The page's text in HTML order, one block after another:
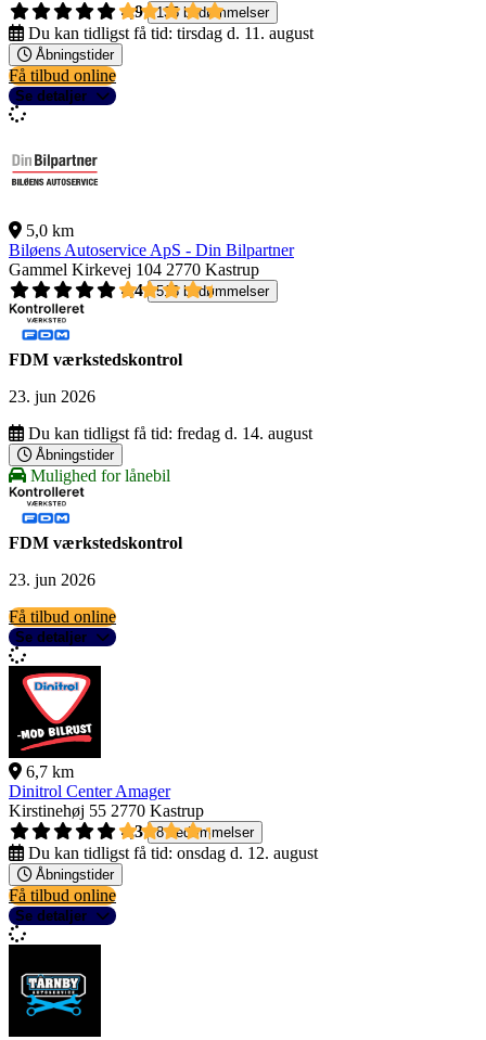
4,9
135 bedømmelser
Du kan tidligst få tid: tirsdag d. 11. august
Åbningstider
Få tilbud online
Se detaljer
5,0 km
Biløens Autoservice ApS - Din Bilpartner
Gammel Kirkevej 104 2770 Kastrup
4,4
518 bedømmelser
FDM værkstedskontrol
23. jun 2026
Du kan tidligst få tid: fredag d. 14. august
Åbningstider
Mulighed for lånebil
FDM værkstedskontrol
23. jun 2026
Få tilbud online
Se detaljer
6,7 km
Dinitrol Center Amager
Kirstinehøj 55 2770 Kastrup
4,3
8 bedømmelser
Du kan tidligst få tid: onsdag d. 12. august
Åbningstider
Få tilbud online
Se detaljer